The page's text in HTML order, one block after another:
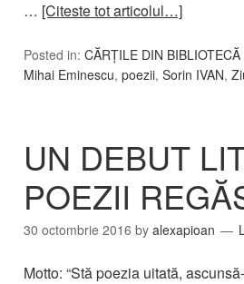
… [Citeste tot articolul…]
Posted in: CĂRȚILE DIN BIBLIOTECĂ
Mihai Eminescu, poezii, Sorin IVAN,
UN DEBUT
POEZII
30 octombrie 2016 by alexapioan
Motto: “Stă poezia uitată,